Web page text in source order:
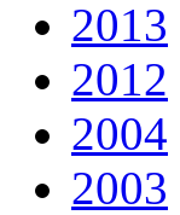
2013
2012
2004
2003